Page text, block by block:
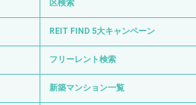
区検索
REIT FIND 5大キャンペーン
フリーレント検索
新築マンション一覧